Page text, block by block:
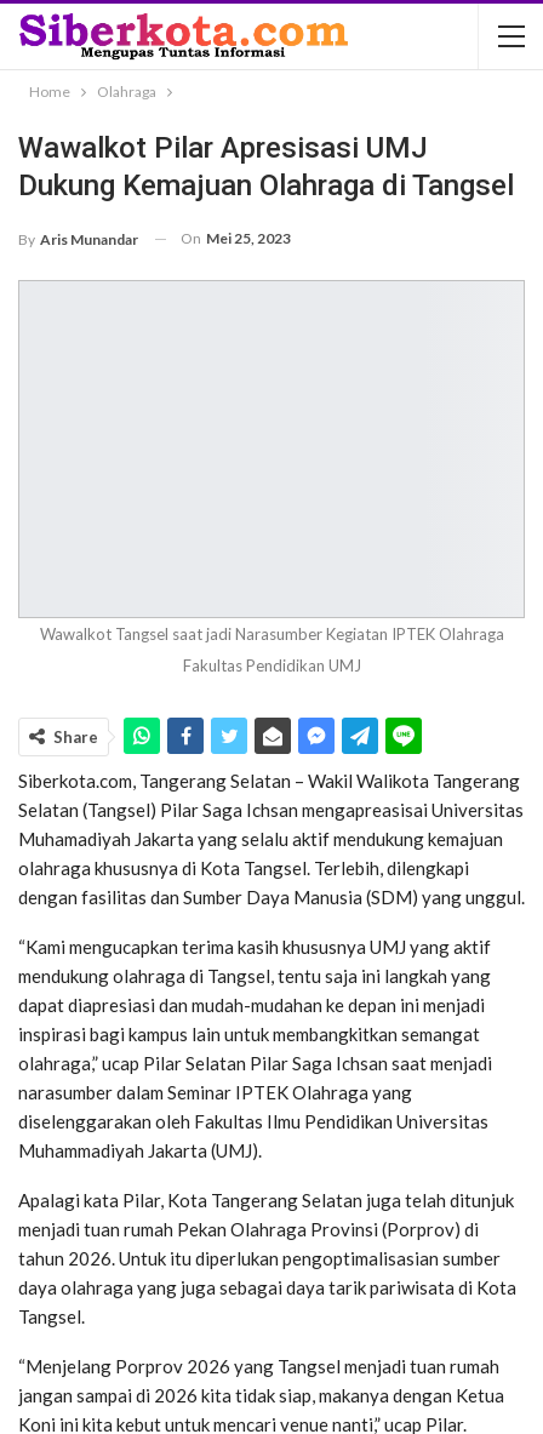
Home Olahraga
Wawalkot Pilar Apresisasi UMJ
Dukung Kemajuan Olahraga di Tangsel
By Aris Munandar On Mei 25, 2023
Wawalkot Tangsel saat jadi Narasumber Kegiatan IPTEK Olahraga
Fakultas Pendidikan UMJ
Share
Siberkota.com, Tangerang Selatan – Wakil Walikota Tangerang
Selatan (Tangsel) Pilar Saga Ichsan mengapreasisai Universitas
Muhamadiyah Jakarta yang selalu aktif mendukung kemajuan
olahraga khususnya di Kota Tangsel. Terlebih, dilengkapi
dengan fasilitas dan Sumber Daya Manusia (SDM) yang unggul.
“Kami mengucapkan terima kasih khususnya UMJ yang aktif
mendukung olahraga di Tangsel, tentu saja ini langkah yang
dapat diapresiasi dan mudah-mudahan ke depan ini menjadi
inspirasi bagi kampus lain untuk membangkitkan semangat
olahraga,” ucap Pilar Selatan Pilar Saga Ichsan saat menjadi
narasumber dalam Seminar IPTEK Olahraga yang
diselenggarakan oleh Fakultas Ilmu Pendidikan Universitas
Muhammadiyah Jakarta (UMJ).
Apalagi kata Pilar, Kota Tangerang Selatan juga telah ditunjuk
menjadi tuan rumah Pekan Olahraga Provinsi (Porprov) di
tahun 2026. Untuk itu diperlukan pengoptimalisasian sumber
daya olahraga yang juga sebagai daya tarik pariwisata di Kota
Tangsel.
“Menjelang Porprov 2026 yang Tangsel menjadi tuan rumah
jangan sampai di 2026 kita tidak siap, makanya dengan Ketua
Koni ini kita kebut untuk mencari venue nanti,” ucap Pilar.